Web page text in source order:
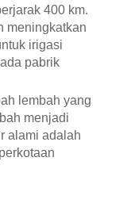
400 km.
meningkatkan
irigasi
pabrik
lembah yang
menjadi
alami adalah